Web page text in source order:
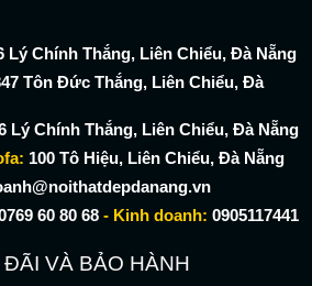
Lý Chính Thắng, Liên Chiểu, Đà Nẵng
Tôn Đức Thắng, Liên Chiểu, Đà
Lý Chính Thắng, Liên Chiểu, Đà Nẵng
100 Tô Hiệu, Liên Chiểu, Đà Nẵng
60 80 68 - Kinh doanh: 0905117441
VÀ BẢO HÀNH